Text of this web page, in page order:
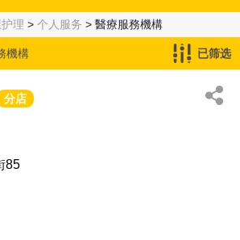
理 > 个人服务 > 醫療服務機構
機構 已筛选
分店
85